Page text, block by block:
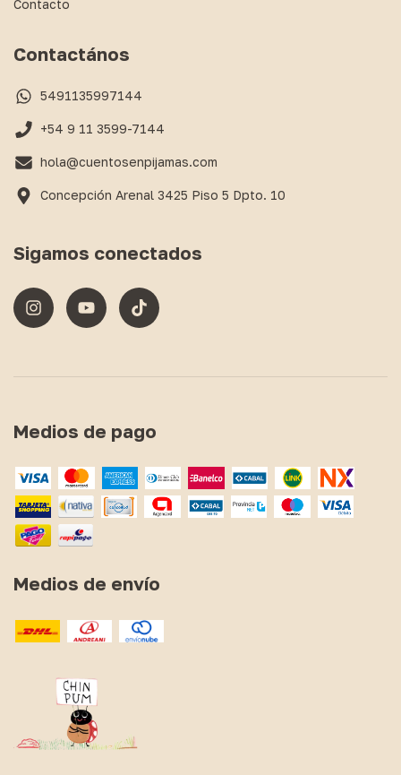
Contacto
Contactános
5491135997144
+54 9 11 3599-7144
hola@cuentosenpijamas.com
Concepción Arenal 3425 Piso 5 Dpto. 10
Sigamos conectados
Medios de pago
Medios de envío